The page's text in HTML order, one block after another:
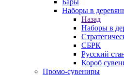
Бары
Наборы в
Назад
Наборы в
СБРК
Русский
Короб
Промо-сувениры